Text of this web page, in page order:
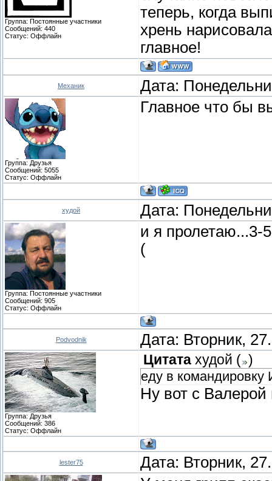
Группа: Постоянные участники
Сообщений: 440
Статус: Оффлайн
теперь, когда
хрень
главное!
Механик Дата:
Группа: Друзья
Сообщений: 5055
Статус: Оффлайн
Главное что бы
худой Дата:
Группа: Постоянные участники
Сообщений: 905
Статус: Оффлайн
и я пролетаю...3-
(
Podvodnik Дата: Вторник,
Группа: Друзья
Сообщений: 386
Статус: Оффлайн
Цитата худой ( )
еду в
Ну вот с Валерой
lester75
Дата: Вторник,